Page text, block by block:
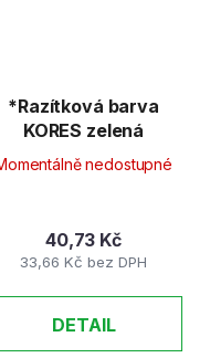
*Razítková barva
KORES zelená
nedostupné
33,66 Kč bez DPH
40,73 Kč
DETAIL